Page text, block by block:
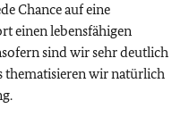
Chance auf eine
einen lebensfähigen
sind wir sehr deutlich
thematisieren wir natürlich